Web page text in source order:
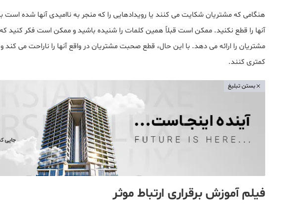
هنگامی که مشتریان شکایت می کنند یا رویدادهایی را که منجر به ناامیدی آنها شده
آنها را قطع نکنید. ممکن است قبلاً همین کلمات را شنیده باشید و ممکن است فکر کنید
مشتریان را ارائه می دهد. با این حال، قطع صحبت مشتریان در واقع آنها را ناراحت می
کمتری کنند.
بستن تبلیغ
فیلم آموزش برقراری ارتباط موثر